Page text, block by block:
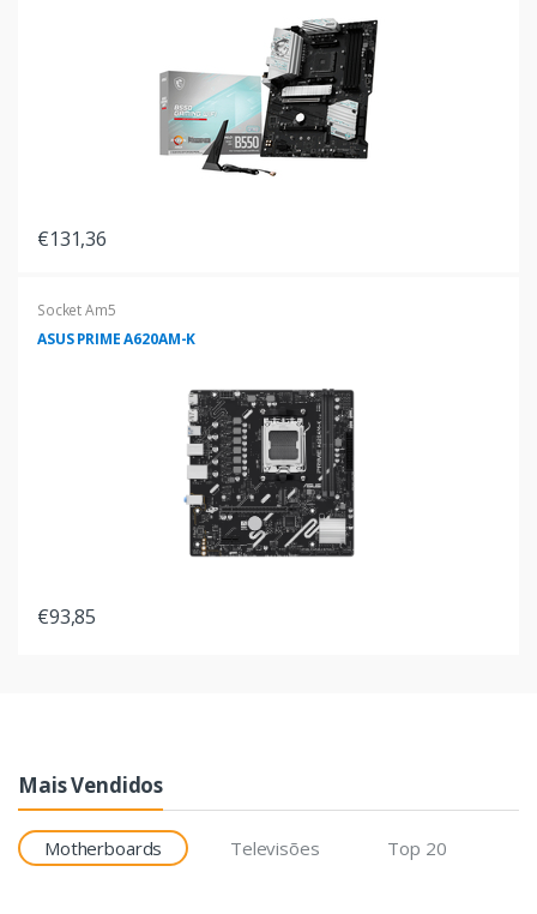
€131,36
Socket Am5
ASUS PRIME A620AM-K
€93,85
Mais Vendidos
Motherboards Televisões Top 20